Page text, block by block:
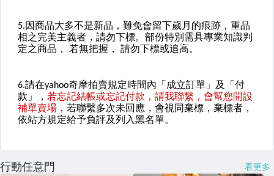
行動任意門 看更多